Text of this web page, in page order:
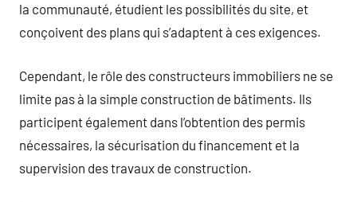
la communauté, étudient les possibilités du site, et
conçoivent des plans qui s’adaptent à ces exigences.
Cependant, le rôle des constructeurs immobiliers ne se
limite pas à la simple construction de bâtiments. Ils
participent également dans l’obtention des permis
nécessaires, la sécurisation du financement et la
supervision des travaux de construction.